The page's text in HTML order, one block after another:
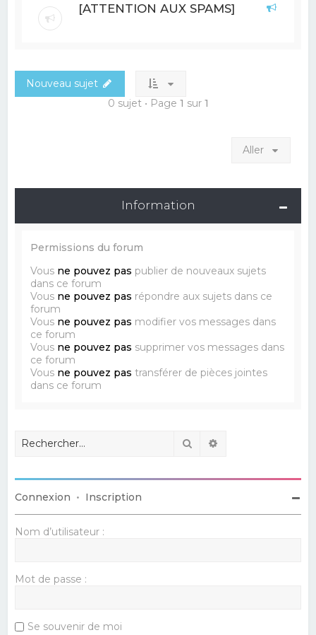
[ATTENTION AUX SPAMS]
Nouveau sujet
0 sujet • Page 1 sur 1
Aller
Information
Permissions du forum
Vous ne pouvez pas publier de nouveaux sujets
dans ce forum
Vous ne pouvez pas répondre aux sujets dans ce
forum
Vous ne pouvez pas modifier vos messages dans
ce forum
Vous ne pouvez pas supprimer vos messages dans
ce forum
Vous ne pouvez pas transférer de pièces jointes
dans ce forum
Rechercher
Connexion • Inscription
Nom d’utilisateur :
Mot de passe :
Se souvenir de moi